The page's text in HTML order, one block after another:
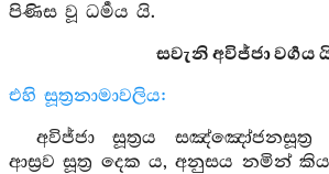
පිණිස වූ ධර්‍මය යි.
සවැනි අවිජ්ජා වර්‍ගය
එහි සූත්‍රනාමාවලිය:
අවිජ්ජා සූත්‍රය
ආස්‍රව සූත්‍ර දෙක ය, අනුසය නමින්